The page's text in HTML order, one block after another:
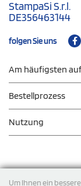
Um Ihnen ein
StampaSi S.r.l.
DE356463144
folgen Sie uns
Am häufigsten
Bestellprozess
Nutzung